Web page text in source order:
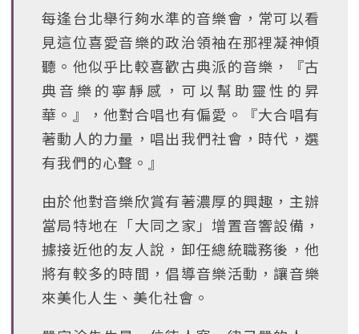
每逢台北舉行夠水準的音樂會，常可以看
見這位喜愛音樂的政治領袖在那裡凝神傾
聽。他似乎比較喜歡古典派的音樂，『古
典音樂的寧靜感，可以幫助靈性的昇
華。』，他對合唱也有偏愛。『大合唱有
著動人的力量，唱出我們社會，時代，選
有我們的心聲。』
由於他對音樂欣賞有著濃厚的興趣，主辦
當局特地在「大同之家」增置音響設備，
據接近他的友人說，卸任總統職務後，他
將有較多的時間，倡導音樂活動，讓音樂
來美化人生、美化社會。